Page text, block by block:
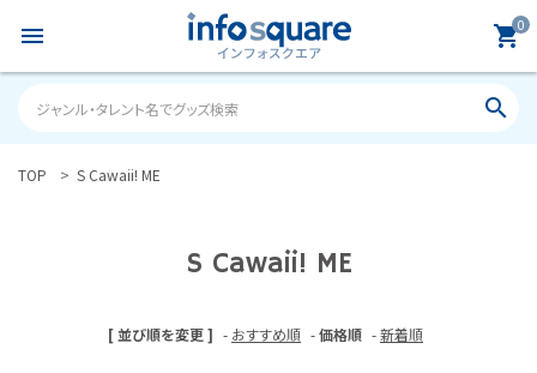
menu 0
shopping_cart
search
TOP S Cawaii! ME
S Cawaii! ME
[ 並び順を変更 ] - おすすめ順 -価格順 -新着順